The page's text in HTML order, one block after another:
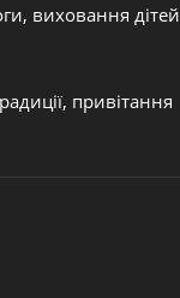
виховання дітей
привітання